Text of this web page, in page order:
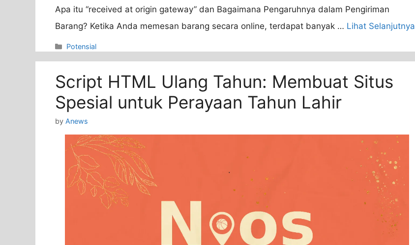
Apa itu “received at origin gateway” dan Bagaimana Pengaruhnya dalam Pengiriman
Barang? Ketika Anda memesan barang secara online, terdapat banyak … Lihat Selanjutnya
Categories
Potensial
Script HTML Ulang Tahun: Membuat Situs
Spesial untuk Perayaan Tahun Lahir
by Anews